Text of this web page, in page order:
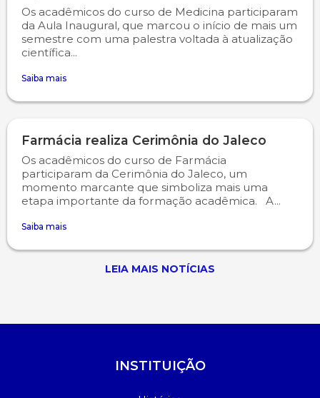
Os acadêmicos do curso de Medicina participaram
da Aula Inaugural, que marcou o início de mais um
semestre com uma palestra voltada à atualização
científica...
Saiba mais
Farmácia realiza Cerimônia do Jaleco
Os acadêmicos do curso de Farmácia
participaram da Cerimônia do Jaleco, um
momento marcante que simboliza mais uma
etapa importante da formação acadêmica. A...
Saiba mais
LEIA MAIS NOTÍCIAS
INSTITUIÇÃO
Simulado Preparatório